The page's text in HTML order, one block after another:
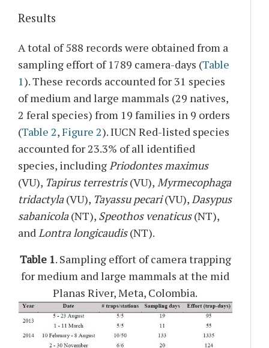
Results
A total of 588 records were obtained from a
sampling effort of 1789 camera-days (Table
1 ). These records accounted for 31 species
of medium and large mammals (29 natives,
2 feral species) from 19 families in 9 orders
(Table 2,Figure 2). IUCN Red-listed species
accounted for 23.3% of all identified
species, including Priodontes maximus
(VU), Tapirus terrestris(VU), Myrmecophaga
tridactyla(VU), Tayassupecari(VU), Dasypus
sabanicola(NT), Speothos venaticus(NT),
and Lontra longicaudis(NT).
Table 1. Sampling effort of camera trapping
for medium and large mammals at the mid
Planas River, Meta, Colombia.